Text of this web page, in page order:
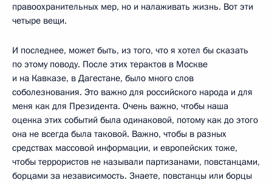
правоохранительных мер, но и налаживать жизнь. Вот эти
четыре вещи.
И последнее, может быть, из того, что я хотел бы сказать
по этому поводу. После этих терактов в Москве
и на Кавказе, в Дагестане, было много слов
соболезнования. Это важно для российского народа и для
меня как для Президента. Очень важно, чтобы наша
оценка этих событий была одинаковой, потому как до этого
она не всегда была таковой. Важно, чтобы в разных
средствах массовой информации, и европейских тоже,
чтобы террористов не называли партизанами, повстанцами,
борцами за независимость. Знаете, повстанцы или борцы